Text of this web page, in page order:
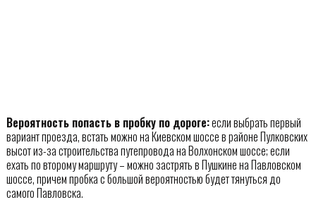
Вероятность попасть в пробку по дороге:если выбрать первый
вариант проезда, встать можно на Киевском шоссе в районе Пулковских
высот из-за строительства путепровода на Волхонском шоссе; если
ехать по второму маршруту – можно застрять в Пушкине на Павловском
шоссе, причем пробка с большой вероятностью будет тянуться до
самого Павловска.